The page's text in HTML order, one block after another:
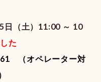
（土）11:00 ～ 10
た
（オペレーター対